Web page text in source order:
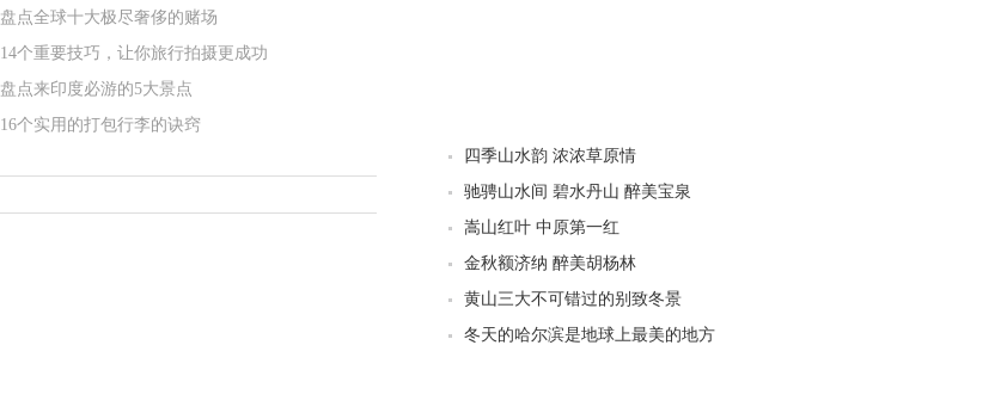
盘点全球十大极尽奢侈的赌场
14个重要技巧，让你旅行拍摄更成功
盘点来印度必游的5大景点
16个实用的打包行李的诀窍
四季山水韵 浓浓草原情
驰骋山水间 碧水丹山 醉美宝泉
嵩山红叶 中原第一红
金秋额济纳 醉美胡杨林
黄山三大不可错过的别致冬景
冬天的哈尔滨是地球上最美的地方